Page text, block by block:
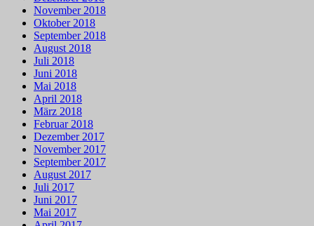
November 2018
Oktober 2018
September 2018
August 2018
Juli 2018
Juni 2018
Mai 2018
April 2018
März 2018
Februar 2018
Dezember 2017
November 2017
September 2017
August 2017
Juli 2017
Juni 2017
Mai 2017